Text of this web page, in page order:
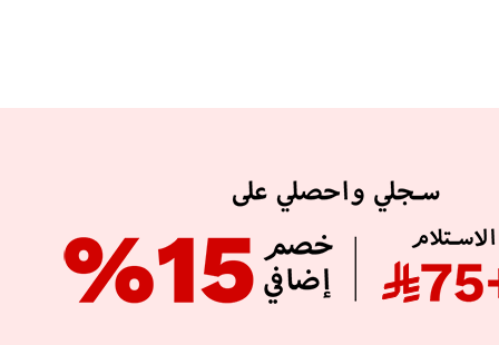
APP